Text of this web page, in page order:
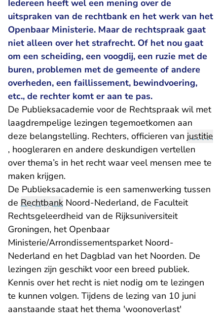
Iedereen heeft wel een mening over de
uitspraken van de rechtbank en het werk van het
Openbaar Ministerie. Maar de rechtspraak gaat
niet alleen over het strafrecht. Of het nou gaat
om een scheiding, een voogdij, een ruzie met de
buren, problemen met de gemeente of andere
overheden, een faillissement, bewindvoering,
etc., de rechter komt er aan te pas.
De Publieksacademie voor de Rechtspraak wil met
laagdrempelige lezingen tegemoetkomen aan
deze belangstelling. Rechters, officieren van justitie
, hoogleraren en andere deskundigen vertellen
over thema’s in het recht waar veel mensen mee te
maken krijgen.
De Publieksacademie is een samenwerking tussen
de Rechtbank Noord-Nederland, de Faculteit
Rechtsgeleerdheid van de Rijksuniversiteit
Groningen, het Openbaar
Ministerie/Arrondissementsparket Noord-
Nederland en het Dagblad van het Noorden. De
lezingen zijn geschikt voor een breed publiek.
Kennis over het recht is niet nodig om te lezingen
te kunnen volgen. Tijdens de lezing van 10 juni
aanstaande staat het thema 'woonoverlast'